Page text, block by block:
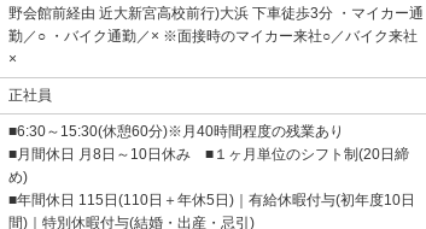
野会館前経由 近大新宮高校前行)大浜 下車徒歩3分 ・マイカー通
勤／○ ・バイク通勤／× ※面接時のマイカー来社○／バイク来社
×
正社員
■6:30～15:30(休憩60分)※月40時間程度の残業あり
■月間休日 月8日～10日休み ■１ヶ月単位のシフト制(20日締
め)
■年間休日 115日(110日＋年休5日)｜有給休暇付与(初年度10日
間)｜特別休暇付与(結婚・出産・忌引)